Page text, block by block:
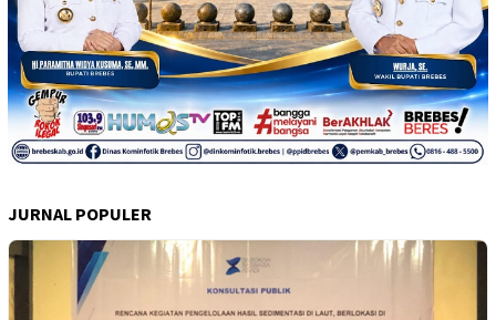
JURNAL POPULER